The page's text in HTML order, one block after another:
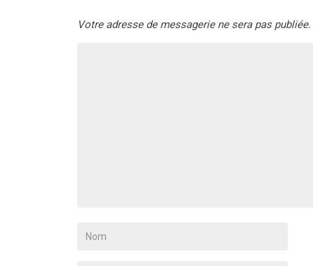
Votre adresse de messagerie ne sera pas publiée.